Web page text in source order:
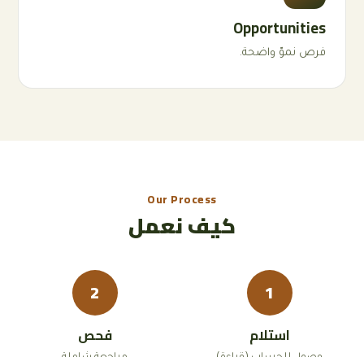
Opportunities
فرص نموّ واضحة.
Our Process
كيف نعمل
1
استلام
2
فحص